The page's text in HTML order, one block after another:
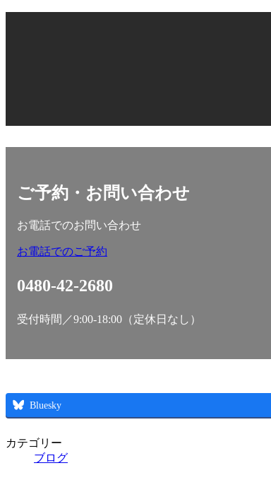
ご予約・お問い合わせ
お電話でのお問い合わせ
お電話でのご予約
0480-42-2680
受付時間／9:00-18:00（定休日なし）
Bluesky
カテゴリー
ブログ